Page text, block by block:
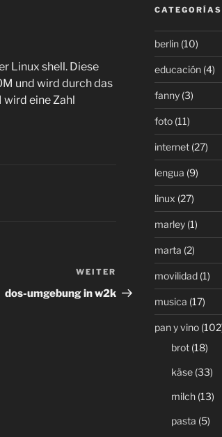
Linux shell. Diese
und wird durch das
eine Zahl
Nächster
Beitrag
WEITER
dos-umgebung in w2k
CATEGORÍAS
berlin(10)
educación(4)
fanny(3)
foto(11)
internet(27)
lengua (9)
linux (27)
marley(1)
marta (2)
movilidad(1)
musica (17)
pan y vino
brot(18)
käse(33)
milch(13)
pasta (5)